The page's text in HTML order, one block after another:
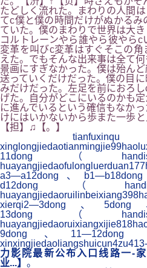
たどしく流れた。まわりの人間
てc僕と僕の時間だけがぬかる
ていた。僕のまわりで世界は大
コルトレーンやら誰やら彼やら
変革を叫びc変革はすぐそこの
えた。でもそんな出来事は全て
景画にすぎなかった。僕は殆ん
送っていくだけだった。僕の目
みだけだった。左足を前におろ
げた。自分がどこにいるのかも
に進んでいるという確信もなか
けにはいかないから歩また一歩
【担】♫【。】
tianfuxinqu
11dong（
a3—a12dong、
d12dong（
xierqi2—3dong、
13dong（
9dong、11—12dong
力影院最新公布入口线路一-
业...】 。